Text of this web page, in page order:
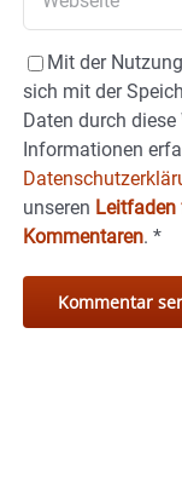
Mit der
sich mit der
Daten durch
Informationen
unseren
Kommentaren. *